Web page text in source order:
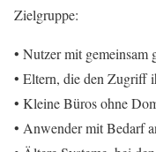
Zielgruppe:
• Nutzer mit gemeinsam
• Eltern, die den Zugriff
• Kleine Büros ohne
• Anwender mit Bedarf